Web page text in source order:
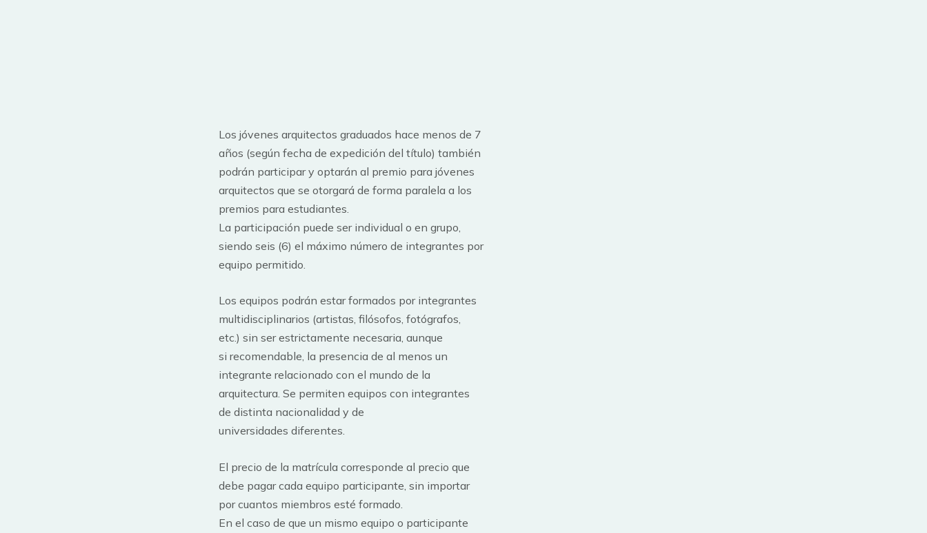
Los jóvenes arquitectos graduados hace menos de 7
años (según fecha de expedición del título) también
podrán participar y optarán al premio para jóvenes
arquitectos que se otorgará de forma paralela a los
premios para estudiantes.
La participación puede ser individual o en grupo,
siendo seis (6) el máximo número de integrantes por
equipo permitido.
Los equipos podrán estar formados por integrantes
multidisciplinarios (artistas, filósofos, fotógrafos,
etc.) sin ser estrictamente necesaria, aunque
si recomendable, la presencia de al menos un
integrante relacionado con el mundo de la
arquitectura. Se permiten equipos con integrantes
de distinta nacionalidad y de
universidades diferentes.
El precio de la matrícula corresponde al precio que
debe pagar cada equipo participante, sin importar
por cuantos miembros esté formado.
En el caso de que un mismo equipo o participante